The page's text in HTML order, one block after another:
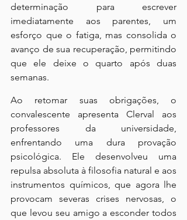
determinação para escrever
imediatamente aos parentes, um
esforço que o fatiga, mas consolida o
avanço de sua recuperação, permitindo
que ele deixe o quarto após duas
semanas.
Ao retomar suas obrigações, o
convalescente apresenta Clerval aos
professores da universidade,
enfrentando uma dura provação
psicológica. Ele desenvolveu uma
repulsa absoluta à filosofia natural e aos
instrumentos químicos, que agora lhe
provocam severas crises nervosas, o
que levou seu amigo a esconder todos